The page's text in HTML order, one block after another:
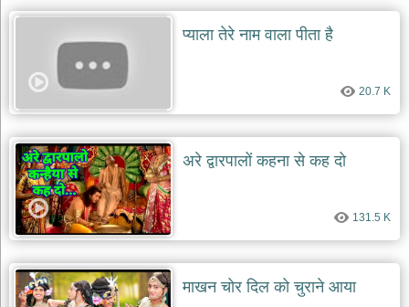
प्याला तेरे नाम वाला पीता है
20.7 K
अरे द्वारपालों कहना से कह दो
131.5 K
माखन चोर दिल को चुराने आया